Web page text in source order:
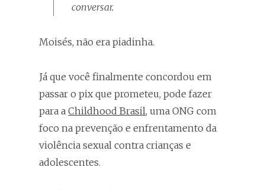
conversar.
Moisés, não era piadinha.
Já que você finalmente concordou em
passar o pix que prometeu, pode fazer
para a Childhood Brasil, uma ONG com
foco na prevenção e enfrentamento da
violência sexual contra crianças e
adolescentes.